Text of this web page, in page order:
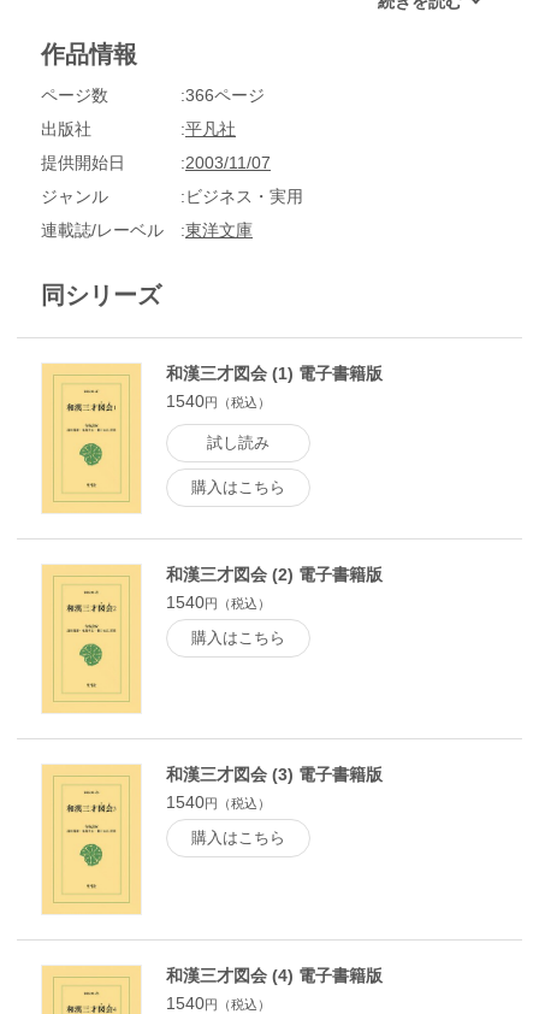
て解説する。第14巻は、巻七十八から巻八十一まで、地誌部・
作品情報
ページ数
366ページ
出版社
平凡社
提供開始日
2003/11/07
ジャンル
ビジネス・実用
連載誌/レーベル
東洋文庫
同シリーズ
和漢三才図会 (1) 電子書籍版
1540円（税込）
試し読み
購入はこちら
和漢三才図会 (2) 電子書籍版
1540円（税込）
購入はこちら
和漢三才図会 (3) 電子書籍版
1540円（税込）
購入はこちら
和漢三才図会 (4) 電子書籍版
1540円（税込）